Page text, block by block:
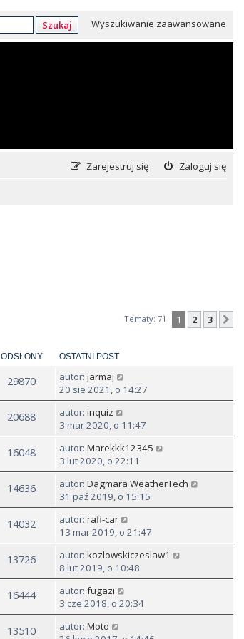
Szukaj Wyszukiwanie zaawansowane
Zaloguj się
Zarejestruj się
Tematy: 71 1 2 3
ODSŁONY OSTATNI POST
29870 autor: jarmaj
20 sie 2021, o 14:27
20688 autor: inquiz
3 mar 2020, o 11:47
16048 autor: Marekkk12345
3 lut 2020, o 22:11
14636 autor: Dagmara WeatherTech
31 paź 2019, o 15:15
14032 autor: rafi-car
13 mar 2019, o 21:47
13726 autor: kozlowskiczeslaw1
8 lut 2019, o 10:48
16444 autor: fugazi
3 cze 2018, o 20:34
13510 autor: Moto